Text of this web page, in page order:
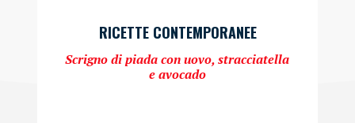
RICETTE CONTEMPORANEE
Scrigno di piada con uovo, stracciatella
e avocado